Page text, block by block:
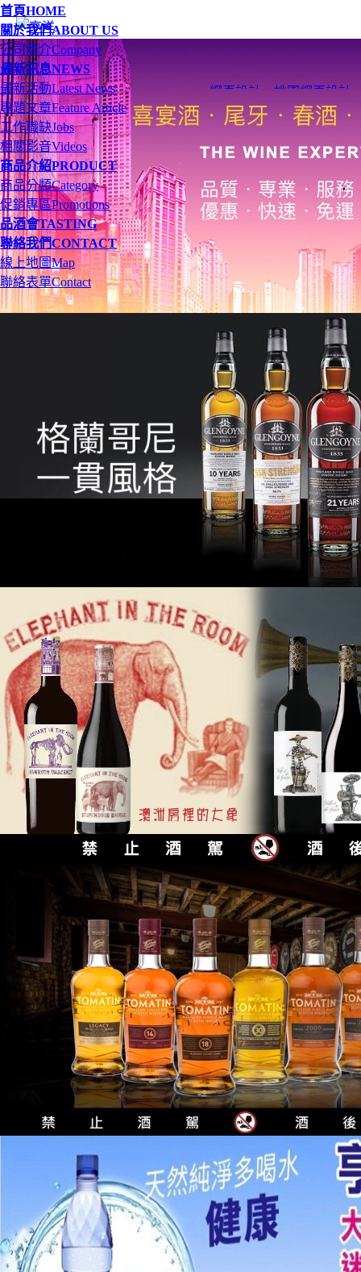
首頁HOME
關於我們ABOUT US
公司簡介Company
最新訊息NEWS
最新活動Latest News
專題文章Feature Article
工作職缺Jobs
相關影音Videos
商品介紹PRODUCT
商品分類Category
促銷專區Promotions
品酒會TASTING
聯絡我們CONTACT
線上地圖Map
聯絡表單Contact
網頁設計 桃園網頁設計